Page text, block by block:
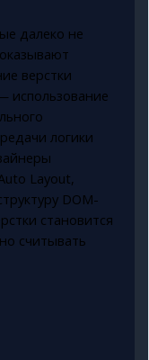
далеко не
верстки
использование
логики
Layout,
DOM-
становится
считывать